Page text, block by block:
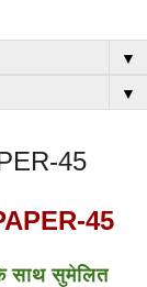
▼
▼
45
45
साथ सुमेलित